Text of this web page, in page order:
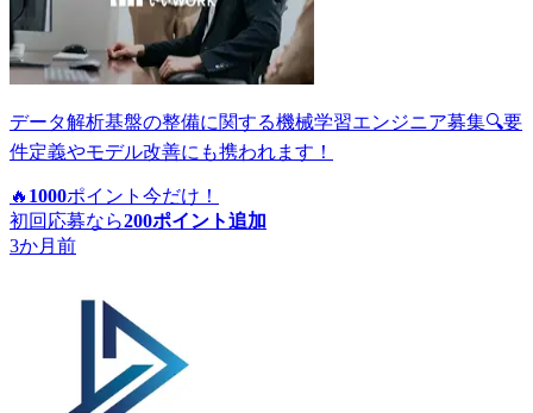
データ解析基盤の整備に関する機械学習エンジニア募集🔍要
件定義やモデル改善にも携われます！
🔥 1000ポイント 今だけ！
初回応募なら200ポイント追加
3か月前